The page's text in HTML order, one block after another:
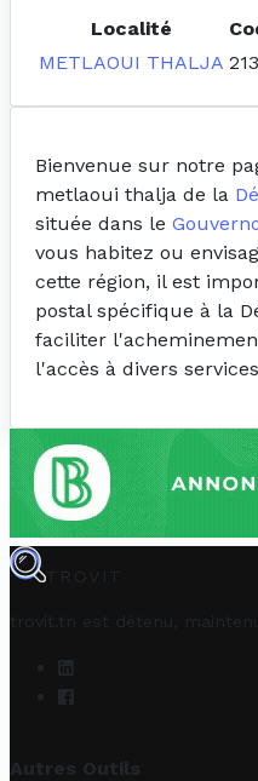
Localité
METLAOUI THALJA
Bienvenue sur notre
metlaoui thalja de la
située dans le
vous habitez ou
cette région, il est
postal spécifique à la
faciliter
l'accès à divers
TROVIT
trovit.tn est détenu,
Autres Outils